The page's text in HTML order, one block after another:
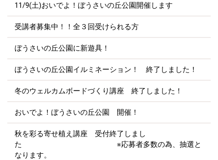
11/9(土)おいでよ！ぼうさいの丘公園開催します
受講者募集中！！全３回受けられる方
ぼうさいの丘公園に新遊具！
ぼうさいの丘公園イルミネーション！ 終了しました！
冬のウェルカムボードづくり講座 終了しました！
おいでよ！ぼうさいの丘公園 開催！
秋を彩る寄せ植え講座 受付終了しまし
た ※応募者多数の為、抽選と
なります。